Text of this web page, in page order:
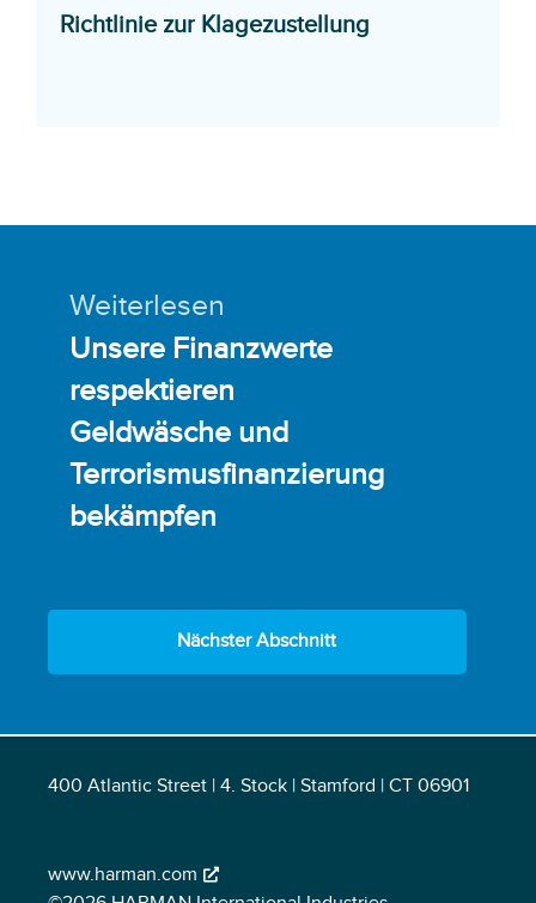
Richtlinie zur Klagezustellung
Weiterlesen
Unsere Finanzwerte
respektieren
Geldwäsche und
Terrorismusfinanzierung
bekämpfen
Nächster Abschnitt
400 Atlantic Street | 4. Stock | Stamford | CT 06901
www.harman.com